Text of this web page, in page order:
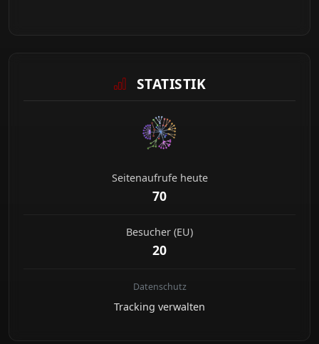
STATISTIK
Seitenaufrufe heute
70
Besucher (EU)
20
Datenschutz
Tracking verwalten